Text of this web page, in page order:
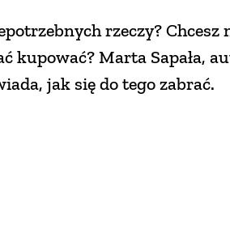
rzeczy? Chcesz
kupować? Marta Sapała,
jak się do tego zabrać.